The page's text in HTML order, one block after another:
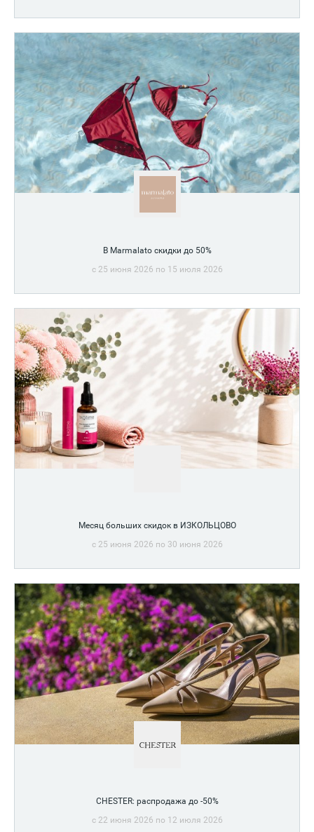
В Marmalato скидки до 50%
c 25 июня 2026 по 15 июля 2026
Месяц больших скидок в ИЗКОЛЬЦОВО
c 25 июня 2026 по 30 июня 2026
CHESTER: распродажа до -50%
c 22 июня 2026 по 12 июля 2026